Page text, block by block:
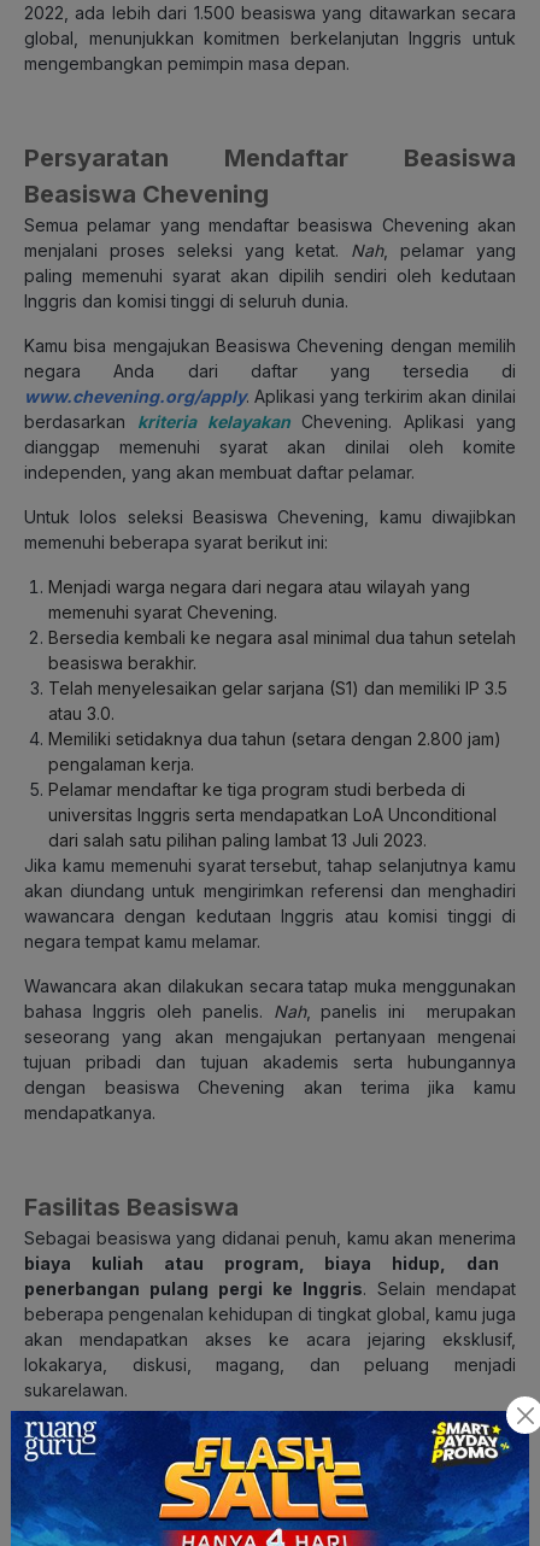
2022, ada lebih dari 1.500 beasiswa yang ditawarkan secara
global, menunjukkan komitmen berkelanjutan Inggris untuk
mengembangkan pemimpin masa depan.
Persyaratan Mendaftar Beasiswa
Beasiswa Chevening
Semua pelamar yang mendaftar beasiswa Chevening akan
menjalani proses seleksi yang ketat. Nah, pelamar yang
paling memenuhi syarat akan dipilih sendiri oleh kedutaan
Inggris dan komisi tinggi di seluruh dunia.
Kamu bisa mengajukan Beasiswa Chevening dengan memilih
negara Anda dari daftar yang tersedia di
www.chevening.org/apply. Aplikasi yang terkirim akan dinilai
berdasarkan kriteria kelayakanChevening. Aplikasi yang
dianggap memenuhi syarat akan dinilai oleh komite
independen, yang akan membuat daftar pelamar.
Untuk lolos seleksi Beasiswa Chevening, kamu diwajibkan
memenuhi beberapa syarat berikut ini:
Menjadi warga negara dari negara atau wilayah yang
memenuhi syarat Chevening.
Bersedia kembali ke negara asal minimal dua tahun setelah
beasiswa berakhir.
Telah menyelesaikan gelar sarjana (S1) dan memiliki IP 3.5
atau 3.0.
Memiliki setidaknya dua tahun (setara dengan 2.800 jam)
pengalaman kerja.
Pelamar mendaftar ke tiga program studi berbeda di
universitas Inggris serta mendapatkan LoA Unconditional
dari salah satu pilihan paling lambat 13 Juli 2023.
Jika kamu memenuhi syarat tersebut, tahap selanjutnya kamu
akan diundang untuk mengirimkan referensi dan menghadiri
wawancara dengan kedutaan Inggris atau komisi tinggi di
negara tempat kamu melamar.
Wawancara akan dilakukan secara tatap muka menggunakan
bahasa Inggris oleh panelis. Nah, panelis ini merupakan
seseorang yang akan mengajukan pertanyaan mengenai
tujuan pribadi dan tujuan akademis serta hubungannya
dengan beasiswa Chevening akan terima jika kamu
mendapatkanya.
Fasilitas Beasiswa
Sebagai beasiswa yang didanai penuh, kamu akan menerima
biaya kuliah atau program, biaya hidup, dan
penerbangan pulang pergi ke Inggris. Selain mendapat
beberapa pengenalan kehidupan di tingkat global, kamu juga
akan mendapatkan akses ke acara jejaring eksklusif,
lokakarya, diskusi, magang, dan peluang menjadi
sukarelawan.
Jadwal pendaftaran beasiswa Chevening
Berikut ini jadwal beasiswa Chevening 2023/2024: